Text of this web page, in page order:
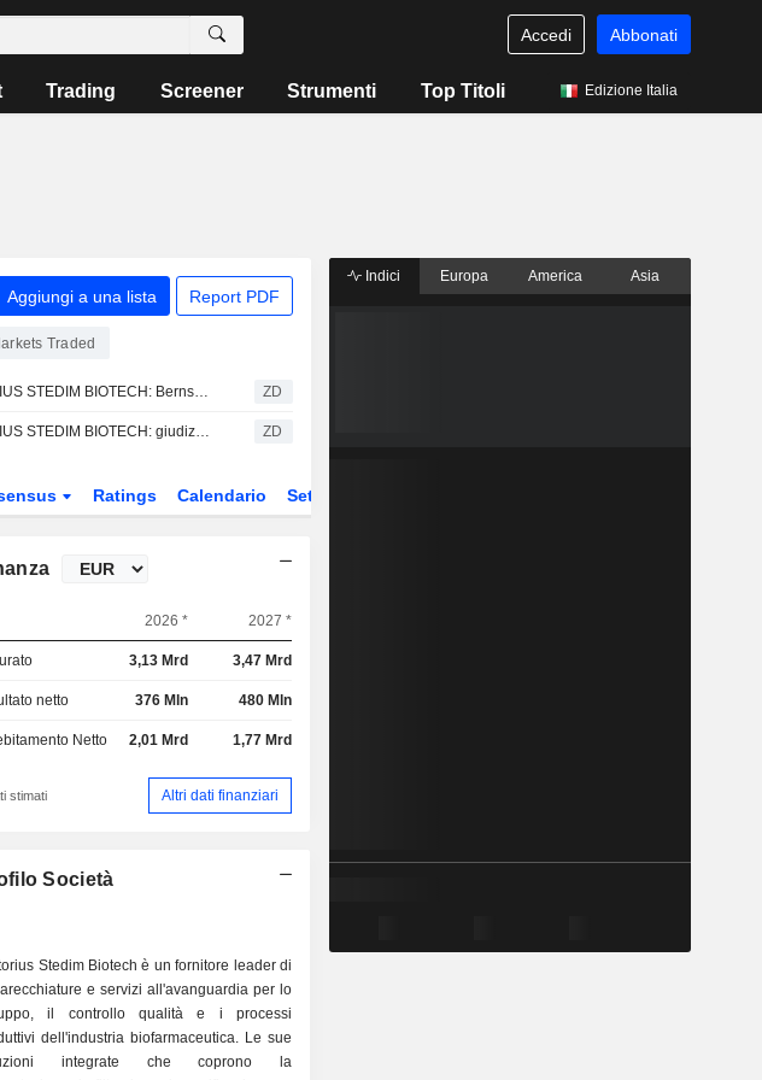
Accedi Abbonati
Trading Screener Strumenti Top Titoli Edizione Italia
Aggiungi a una lista Report PDF
Traded
SARTORIUS STEDIM BIOTECH: Bernstein ancora positivo ZD
SARTORIUS STEDIM BIOTECH: giudizio positivo da JP Morgan ZD
Ratings Calendario Settore
2026 * 2027 *
3,13 Mrd 3,47 Mrd
netto 376 Mln 480 Mln
Netto 2,01 Mrd 1,77 Mrd
stimati Altri dati finanziari
Società
Stedim Biotech è un fornitore leader di
e servizi all'avanguardia per lo
il controllo qualità e i processi
dell'industria biofarmaceutica. Le sue
integrate che coprono la
Indici Europa America Asia